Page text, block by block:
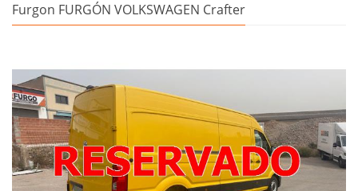
Furgon FURGÓN VOLKSWAGEN Crafter